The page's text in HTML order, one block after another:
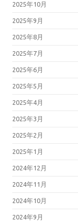
2025年10月
2025年9月
2025年8月
2025年7月
2025年6月
2025年5月
2025年4月
2025年3月
2025年2月
2025年1月
2024年12月
2024年11月
2024年10月
2024年9月